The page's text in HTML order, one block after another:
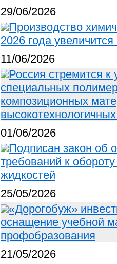
29/06/2026
Производство
2026 года
11/06/2026
Россия стремится
специальных
композиционных
01/06/2026
Подписан закон об
требований к
жидкостей
25/05/2026
«Дорогобуж»
оснащение учебной
профобразования
21/05/2026